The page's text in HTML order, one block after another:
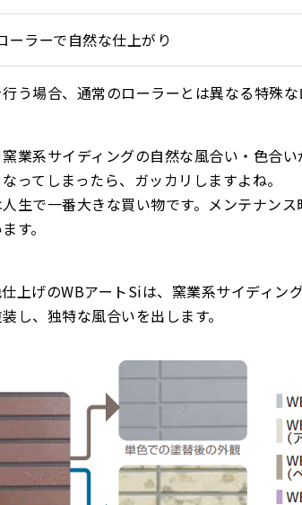
ーラーで自然な仕上がり
う場合、通常のローラーとは異なる特殊な
業系サイディングの自然な風合い・色合
ってしまったら、ガッカリしますよね。
生で一番大きな買い物です。メンテナン
す。
上げのWBアートSiは、窯業系サイディン
し、独特な風合いを出します。